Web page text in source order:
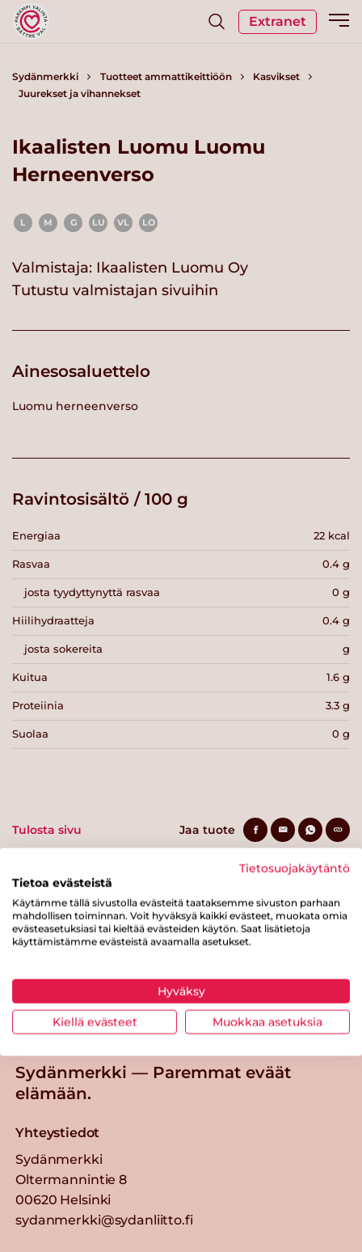
Extranet
Sydänmerkki Tuotteet ammattikeittiöön
Kasvikset
Juurekset ja vihannekset
Ikaalisten Luomu Luomu
Herneenverso
L M G LU VL LO
Valmistaja: Ikaalisten Luomu Oy
Tutustu valmistajan sivuihin
Ainesosaluettelo
Luomu herneenverso
Ravintosisältö / 100 g
Energiaa 22 kcal
Rasvaa 0.4 g
josta tyydyttynyttä rasvaa 0 g
Hiilihydraatteja 0.4 g
josta sokereita g
Kuitua 1.6 g
Proteiinia 3.3 g
Suolaa 0 g
Tulosta sivu Jaa tuote
Tästä merkistä tunnistat
Sydänmerkki-tuotteen
Takaisin ylös
Sydänmerkki — Paremmat eväät
elämään.
Yhteystiedot
Sydänmerkki
Oltermannintie 8
00620 Helsinki
sydanmerkki@sydanliitto.fi
Tietosuojakäytäntö
Tietoa evästeistä
Käytämme tällä sivustolla evästeitä taataksemme sivuston parhaan
mahdollisen toiminnan. Voit hyväksyä kaikki evästeet, muokata omia
evästeasetuksiasi tai kieltää evästeiden käytön. Saat lisätietoja
käyttämistämme evästeistä avaamalla asetukset.
Hyväksy
Kiellä evästeet Muokkaa asetuksia